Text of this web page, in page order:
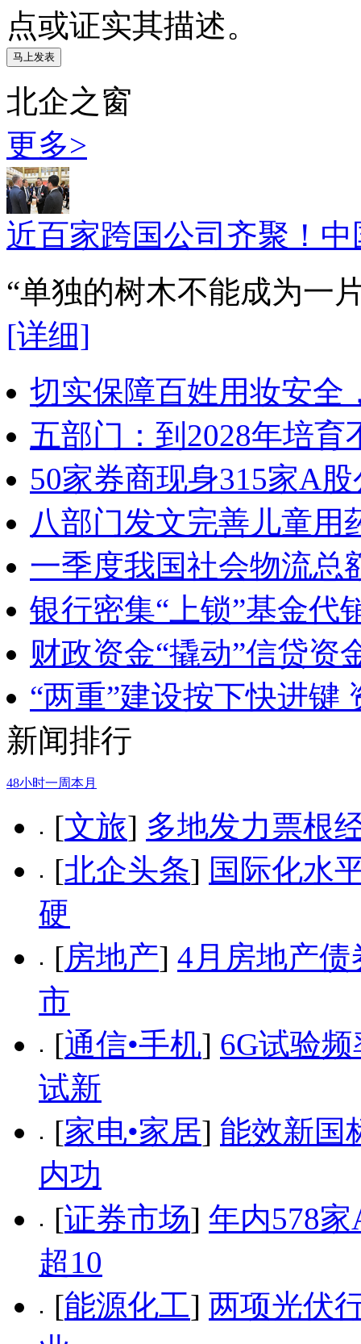
点或证实其描述。
北企之窗
更多>
近百家跨国公司齐聚！
“单独的树木不能成为一
[详细]
切实保障百姓用妆安全
五部门：到2028年培
50家券商现身315家A
八部门发文完善儿童用
一季度我国社会物流总
银行密集“上锁”基金代
财政资金“撬动”信贷资
“两重”建设按下快进键
新闻排行
48小时一周本月
[文旅] 多地发力票根
[北企头条] 国际化水
硬
[房地产] 4月房地产债
市
[通信•手机] 6G试验
试新
[家电•家居] 能效新国
内功
[证券市场] 年内578
超10
[能源化工] 两项光伏